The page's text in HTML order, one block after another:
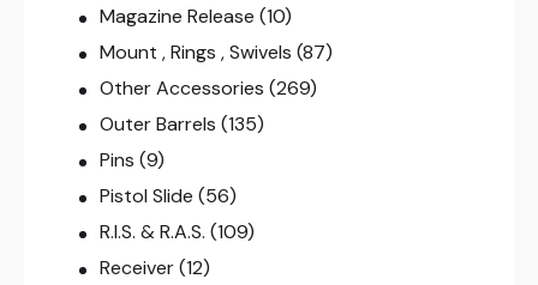
Magazine Release (10)
Mount , Rings , Swivels (87)
Other Accessories (269)
Outer Barrels (135)
Pins (9)
Pistol Slide (56)
R.I.S. & R.A.S. (109)
Receiver (12)